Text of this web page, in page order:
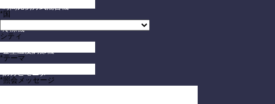
時間比例方式混合機
冷凍機
金型温度調節機
防カビモニター
*国
シティ
*テーマ
*照会メッセージ